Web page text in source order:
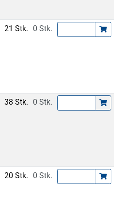
21 Stk. 0 Stk.
38 Stk. 0 Stk.
20 Stk. 0 Stk.